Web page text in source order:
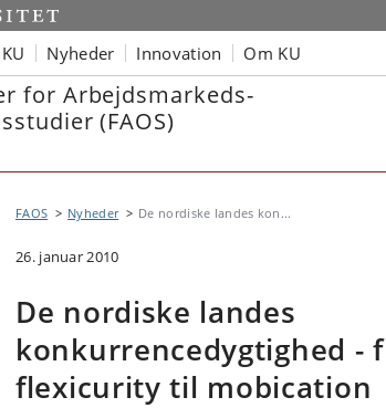
Nyheder Innovation Om KU
for Arbejdsmarkeds-
(FAOS)
FAOS Nyheder De nordiske landes kon...
26. januar 2010
De nordiske landes
konkurrencedygtighed -
flexicurity til mobication